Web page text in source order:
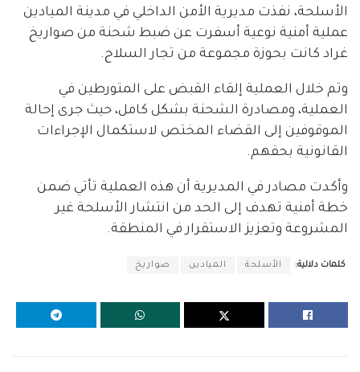
الأسلحة، نفذت مديرية الأمن الداخلي في مدينة الميادين
عملية أمنية نوعية أسفرت عن ضبط شحنة من صواريخ
غراد كانت بحوزة مجموعة من تجار السلاح.
وتم خلال العملية إلقاء القبض على المتورطين في
العملية، ومصادرة الشحنة بشكل كامل، حيث جرى إحالة
الموقوفين إلى القضاء المختص لاستكمال الإجراءات
القانونية بحقهم.
وأكدت مصادر في المديرية أن هذه العملية تأتي ضمن
خطة أمنية تهدف إلى الحد من انتشار الأسلحة غير
المشروعة وتعزيز الاستقرار في المنطقة.
كلمات دلالية: الأسلحة الميادين صواريخ